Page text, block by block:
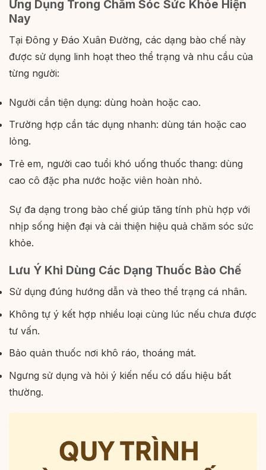
Ứng Dụng Trong Chăm Sóc Sức Khỏe Hiện
Nay
Tại Đông y Đáo Xuân Đường, các dạng bào chế này
được sử dụng linh hoạt theo thể trạng và nhu cầu của
từng người:
Người cần tiện dụng: dùng hoàn hoặc cao.
Trường hợp cần tác dụng nhanh: dùng tán hoặc cao
lỏng.
Trẻ em, người cao tuổi khó uống thuốc thang: dùng
cao cô đặc pha nước hoặc viên hoàn nhỏ.
Sự đa dạng trong bào chế giúp tăng tính phù hợp với
nhịp sống hiện đại và cải thiện hiệu quả chăm sóc sức
khỏe.
Lưu Ý Khi Dùng Các Dạng Thuốc Bào Chế
Sử dụng đúng hướng dẫn và theo thể trạng cá nhân.
Không tự ý kết hợp nhiều loại cùng lúc nếu chưa được
tư vấn.
Bảo quản thuốc nơi khô ráo, thoáng mát.
Ngưng sử dụng và hỏi ý kiến nếu có dấu hiệu bất
thường.